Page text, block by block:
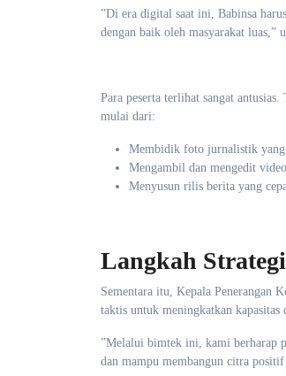
​”Di era digital saat ini, Babinsa
dengan baik oleh masyarakat luas,”
​Para peserta terlihat sangat
mulai dari:
​Membidik foto jurnalistik
​Mengambil dan mengedit
​Menyusun rilis berita yang
Langkah
​Sementara itu, Kepala Penerangan
taktis untuk meningkatkan kapasitas
​”Melalui bimtek ini, kami berharap
dan mampu membangun citra